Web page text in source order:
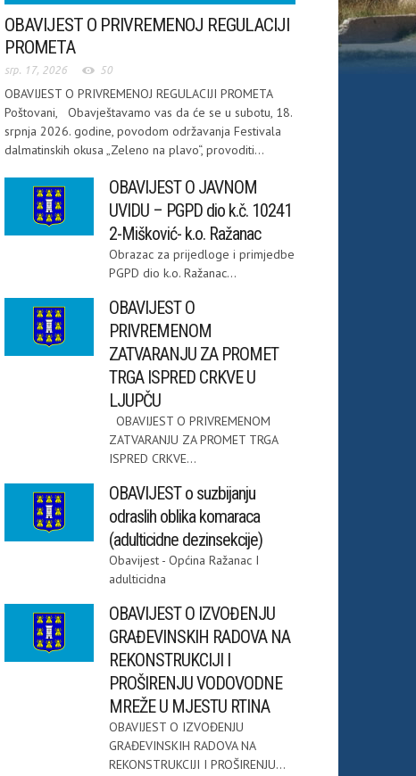
OBAVIJEST O PRIVREMENOJ REGULACIJI
PROMETA
srp. 17, 2026 50
OBAVIJEST O PRIVREMENOJ REGULACIJI PROMETA
Poštovani, Obavještavamo vas da će se u subotu, 18.
srpnja 2026. godine, povodom održavanja Festivala
dalmatinskih okusa „Zeleno na plavo“, provoditi...
OBAVIJEST O JAVNOM
UVIDU – PGPD dio k.č. 10241
2-Mišković- k.o. Ražanac
Obrazac za prijedloge i primjedbe
PGPD dio k.o. Ražanac...
OBAVIJEST O
PRIVREMENOM
ZATVARANJU ZA PROMET
TRGA ISPRED CRKVE U
LJUPČU
OBAVIJEST O PRIVREMENOM
ZATVARANJU ZA PROMET TRGA
ISPRED CRKVE...
OBAVIJEST o suzbijanju
odraslih oblika komaraca
(adulticidne dezinsekcije)
Obavijest - Općina Ražanac I
adulticidna
OBAVIJEST O IZVOĐENJU
GRAĐEVINSKIH RADOVA NA
REKONSTRUKCIJI I
PROŠIRENJU VODOVODNE
MREŽE U MJESTU RTINA
OBAVIJEST O IZVOĐENJU
GRAĐEVINSKIH RADOVA NA
REKONSTRUKCIJI I PROŠIRENJU...